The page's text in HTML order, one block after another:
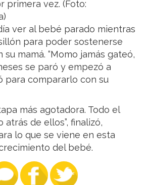
primera vez. (Foto:
ver al bebé parado mientras
para poder sostenerse
mamá. “Momo jamás gateó,
se paró y empezó a
para compararlo con su
más agotadora. Todo el
de ellos”, finalizó,
lo que se viene en esta
del bebé.